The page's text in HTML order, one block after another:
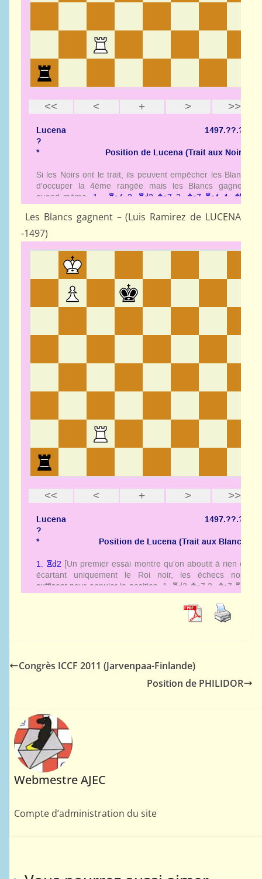
Les Blancs gagnent – (Luis Ramirez de LUCENA
-1497)
Congrès ICCF 2011 (Jarvenpaa-Finlande)
Position de PHILIDOR
Webmestre AJEC
Compte d’administration du site